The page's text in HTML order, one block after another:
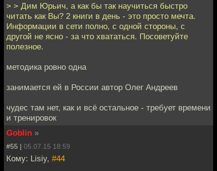
> > Дим Юрьич, а как бы так научиться быстро
читать как Вы? 2 книги в день - это просто мечта.
Информации в сети полно, с одной стороны, с
другой не ясно - за что хвататься. Посоветуйте
полезное.
методика ровно одна
занимается ей в России автор Олег Андреев
чудес там нет, как и всё остальное - требует времени
и тренировок
Goblin »
#55 | 05.07.15 18:59
Кому: Lisiy, #44